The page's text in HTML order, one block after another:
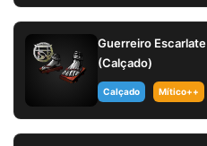
Guerreiro Escarlate
(Calçado)
Calçado Mítico++